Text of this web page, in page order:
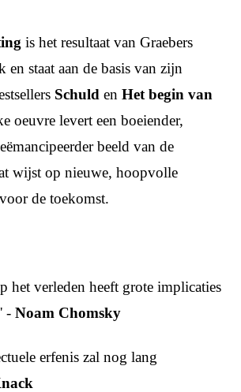
is het resultaat van Graebers
en staat aan de basis van zijn
Schuld en Het begin van
oeuvre levert een boeiender,
beeld van de
wijst op nieuwe, hoopvolle
de toekomst.
het verleden heeft grote implicaties
- Noam Chomsky
erfenis zal nog lang